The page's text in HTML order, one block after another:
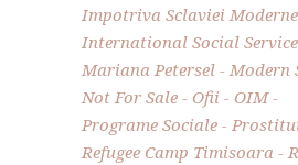
Impotriva Sclaviei Moderne
International Social Service
Mariana Petersel
Modern
Not For Sale
Ofii
OIM
Programe Sociale
Refugee Camp Timisoara